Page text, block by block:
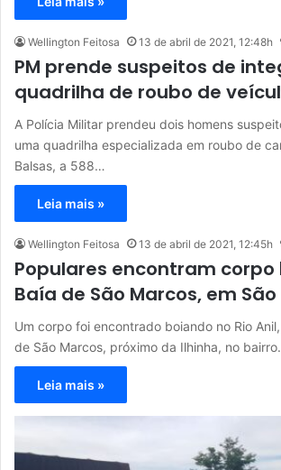
Wellington Feitosa 13 de abril de 2021, 12:48h
PM prende suspeitos de
quadrilha de roubo de
A Polícia Militar prendeu dois homens
uma quadrilha especializada em roubo de
Balsas, a 588…
Leia mais »
Wellington Feitosa 13 de abril de 2021, 12:45h
Populares encontram
Baía de São Marcos, em São
Um corpo foi encontrado boiando no Rio
de São Marcos, próximo da Ilhinha, no
Leia mais »